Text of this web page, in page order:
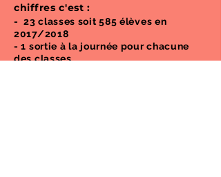
chiffres c'est :
- 23 classes soit 585 élèves en
2017/2018
- 1 sortie à la journée pour chacune
des classes